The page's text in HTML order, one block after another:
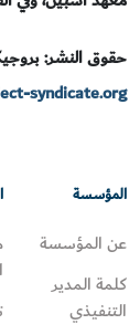
حقوق النشر:
syndicate.org
المؤسسة
عن المؤسسة
كلمة المدير
التنفيذي